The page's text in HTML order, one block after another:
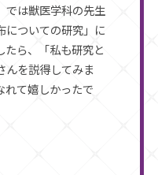
では獣医学科の先生
についての研究」に
ら、「私も研究と
んを説得してみま
れて嬉しかったで